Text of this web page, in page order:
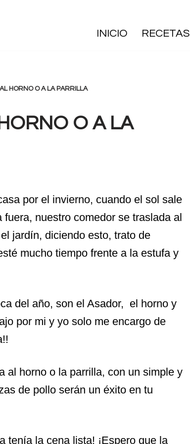
INICIO RECETAS
HORNO O A LA PARRILLA
O A LA
por el invierno, cuando el sol sale
nuestro comedor se traslada al
jardín, diciendo esto, trato de
mucho tiempo frente a la estufa y
del año, son el Asador, el horno y
por mi y yo solo me encargo de
al horno o la parrilla, con un simple y
de pollo serán un éxito en tu
tenía la cena lista! ¡Espero que la